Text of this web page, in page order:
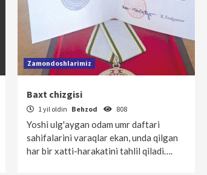
Zamondoshlarimiz
Baxt chizgisi
1 yil oldin Behzod 808
Yoshi ulg'aygan odam umr daftari
sahifalarini varaqlar ekan, unda qilgan
har bir xatti-harakatini tahlil qiladi….